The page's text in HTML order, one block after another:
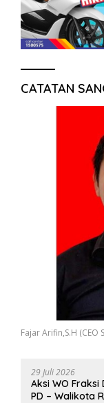
CATATAN
Fajar Arifin,S.H (CEO
29 Juli 2026
Aksi WO
PD – Walikota